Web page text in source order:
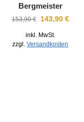
Bergmeister
153,90€ 143,90 €
inkl. MwSt.
zzgl.Versandkosten